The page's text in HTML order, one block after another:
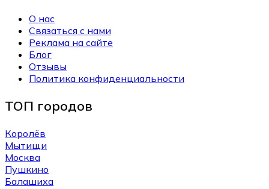
О нас
Связаться с нами
Реклама на сайте
Блог
Отзывы
Политика конфиденциальности
ТОП городов
Королёв
Мытищи
Москва
Пушкино
Балашиха